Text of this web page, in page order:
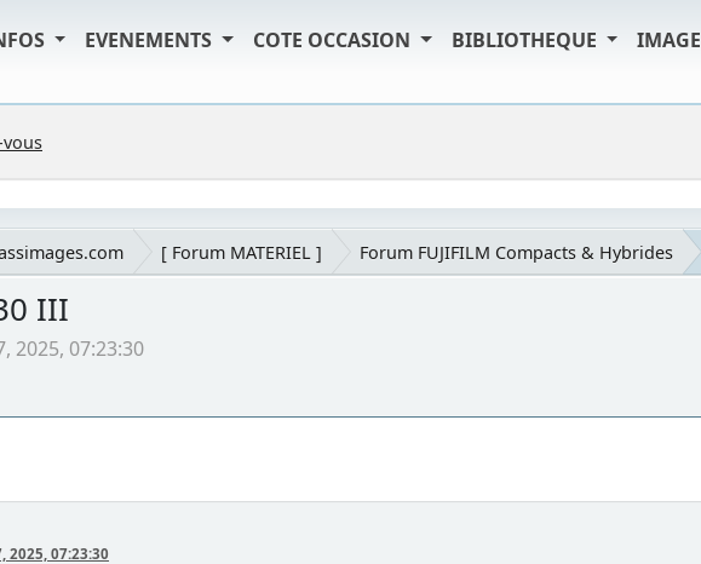
EVENEMENTS COTE OCCASION BIBLIOTHEQUE IMAGE
[ Forum MATERIEL ] Forum FUJIFILM Compacts & Hybrides
III
2025, 07:23:30
2025, 07:23:30